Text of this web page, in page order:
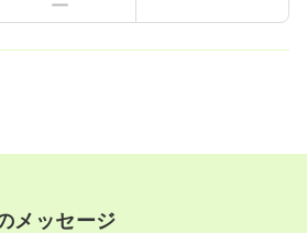
メッセージ